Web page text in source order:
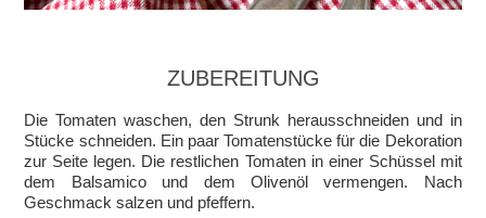
ZUBEREITUNG
Die Tomaten waschen, den Strunk herausschneiden und in
Stücke schneiden. Ein paar Tomatenstücke für die Dekoration
zur Seite legen. Die restlichen Tomaten in einer Schüssel mit
dem Balsamico und dem Olivenöl vermengen. Nach
Geschmack salzen und pfeffern.